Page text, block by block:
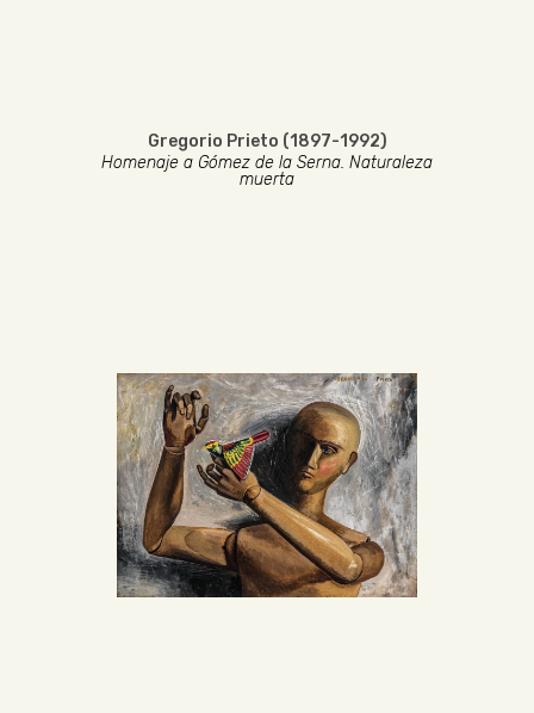
Gregorio Prieto (1897-1992)
Homenaje a Gómez de la Serna. Naturaleza
muerta